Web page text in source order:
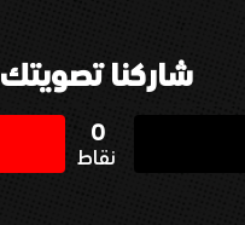
شاركنا تصويتك
0
نقاط